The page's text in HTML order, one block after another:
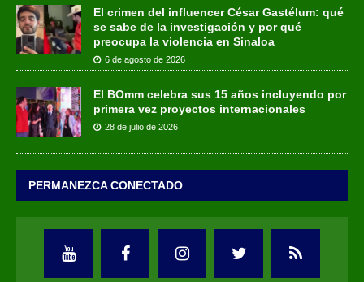
El crimen del influencer César Gastélum: qué
se sabe de la investigación y por qué
preocupa la violencia en Sinaloa
6 de agosto de 2026
El BOmm celebra sus 15 años incluyendo por
primera vez proyectos internacionales
28 de julio de 2026
PERMANEZCA CONECTADO